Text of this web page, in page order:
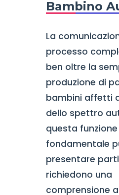
Bambino
La
processo
ben oltre la
produzione di
bambini affetti
dello spettro
questa funzione
fondamentale
presentare
richiedono una
comprensione